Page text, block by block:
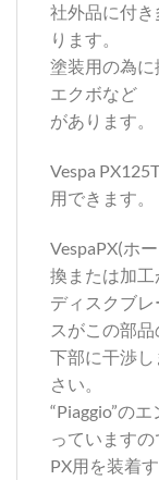
社外品に付
ります。
塗装用の為
エクボなど
があります。
Vespa
用できます。
VespaPX(ホ
換または加
ディスクブ
スがこの部品
下部に干渉
さい。
“Piaggio”の
っていますの
PX用を装着